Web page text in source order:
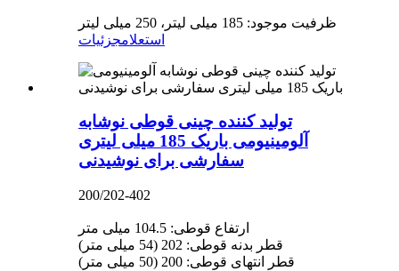
ظرفیت موجود: 185 میلی لیتر، 250 میلی لیتر
استعلامجزئیات
تولید کننده چینی قوطی نوشابه
آلومینیومی باریک 185 میلی لیتری
سفارشی برای نوشیدنی
200/202-402
ارتفاع قوطی: 104.5 میلی متر
قطر بدنه قوطی: 202 (54 میلی متر)
قطر انتهای قوطی: 200 (50 میلی متر)